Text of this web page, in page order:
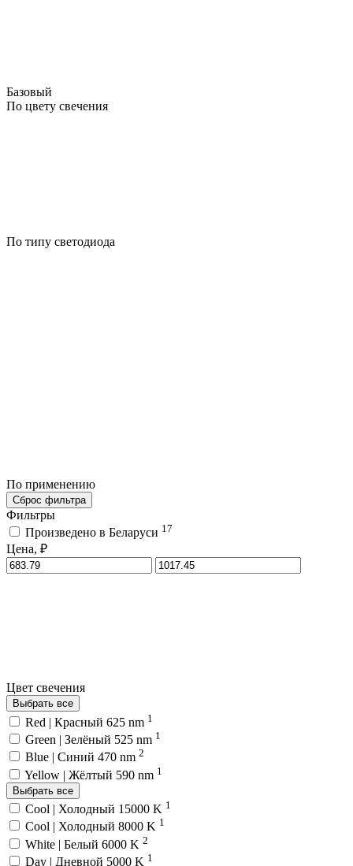
Базовый
По цвету свечения
По типу светодиода
По применению
Сброс фильтра
Фильтры
Произведено в Беларуси 17
Цена, ₽
Цвет свечения
Выбрать все
Red | Красный 625 nm 1
Green | Зелёный 525 nm 1
Blue | Синий 470 nm 2
Yellow | Жёлтый 590 nm 1
Выбрать все
Cool | Холодный 15000 K 1
Cool | Холодный 8000 K 1
White | Белый 6000 K 2
Day | Дневной 5000 K 1